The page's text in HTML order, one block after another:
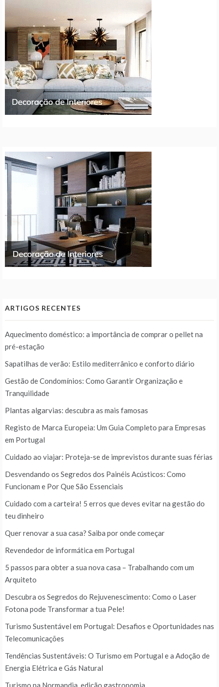
ARTIGOS RECENTES
Aquecimento doméstico: a importância de comprar o pellet na
pré-estação
Sapatilhas de verão: Estilo mediterrânico e conforto diário
Gestão de Condomínios: Como Garantir Organização e
Tranquilidade
Plantas algarvias: descubra as mais famosas
Registo de Marca Europeia: Um Guia Completo para Empresas
em Portugal
Cuidado ao viajar: Proteja-se de imprevistos durante suas férias
Desvendando os Segredos dos Painéis Acústicos: Como
Funcionam e Por Que São Essenciais
Cuidado com a carteira! 5 erros que deves evitar na gestão do
teu dinheiro
Quer renovar a sua casa? Saiba por onde começar
Revendedor de informática em Portugal
5 passos para obter a sua nova casa – Trabalhando com um
Arquiteto
Descubra os Segredos do Rejuvenescimento: Como o Laser
Fotona pode Transformar a tua Pele!
Turismo Sustentável em Portugal: Desafios e Oportunidades nas
Telecomunicações
Tendências Sustentáveis: O Turismo em Portugal e a Adoção de
Energia Elétrica e Gás Natural
Turismo na Normandia, edição gastronomia